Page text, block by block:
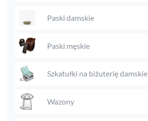
Paski damskie
Paski męskie
Szkatułki na biżuterię damskie
Wazony